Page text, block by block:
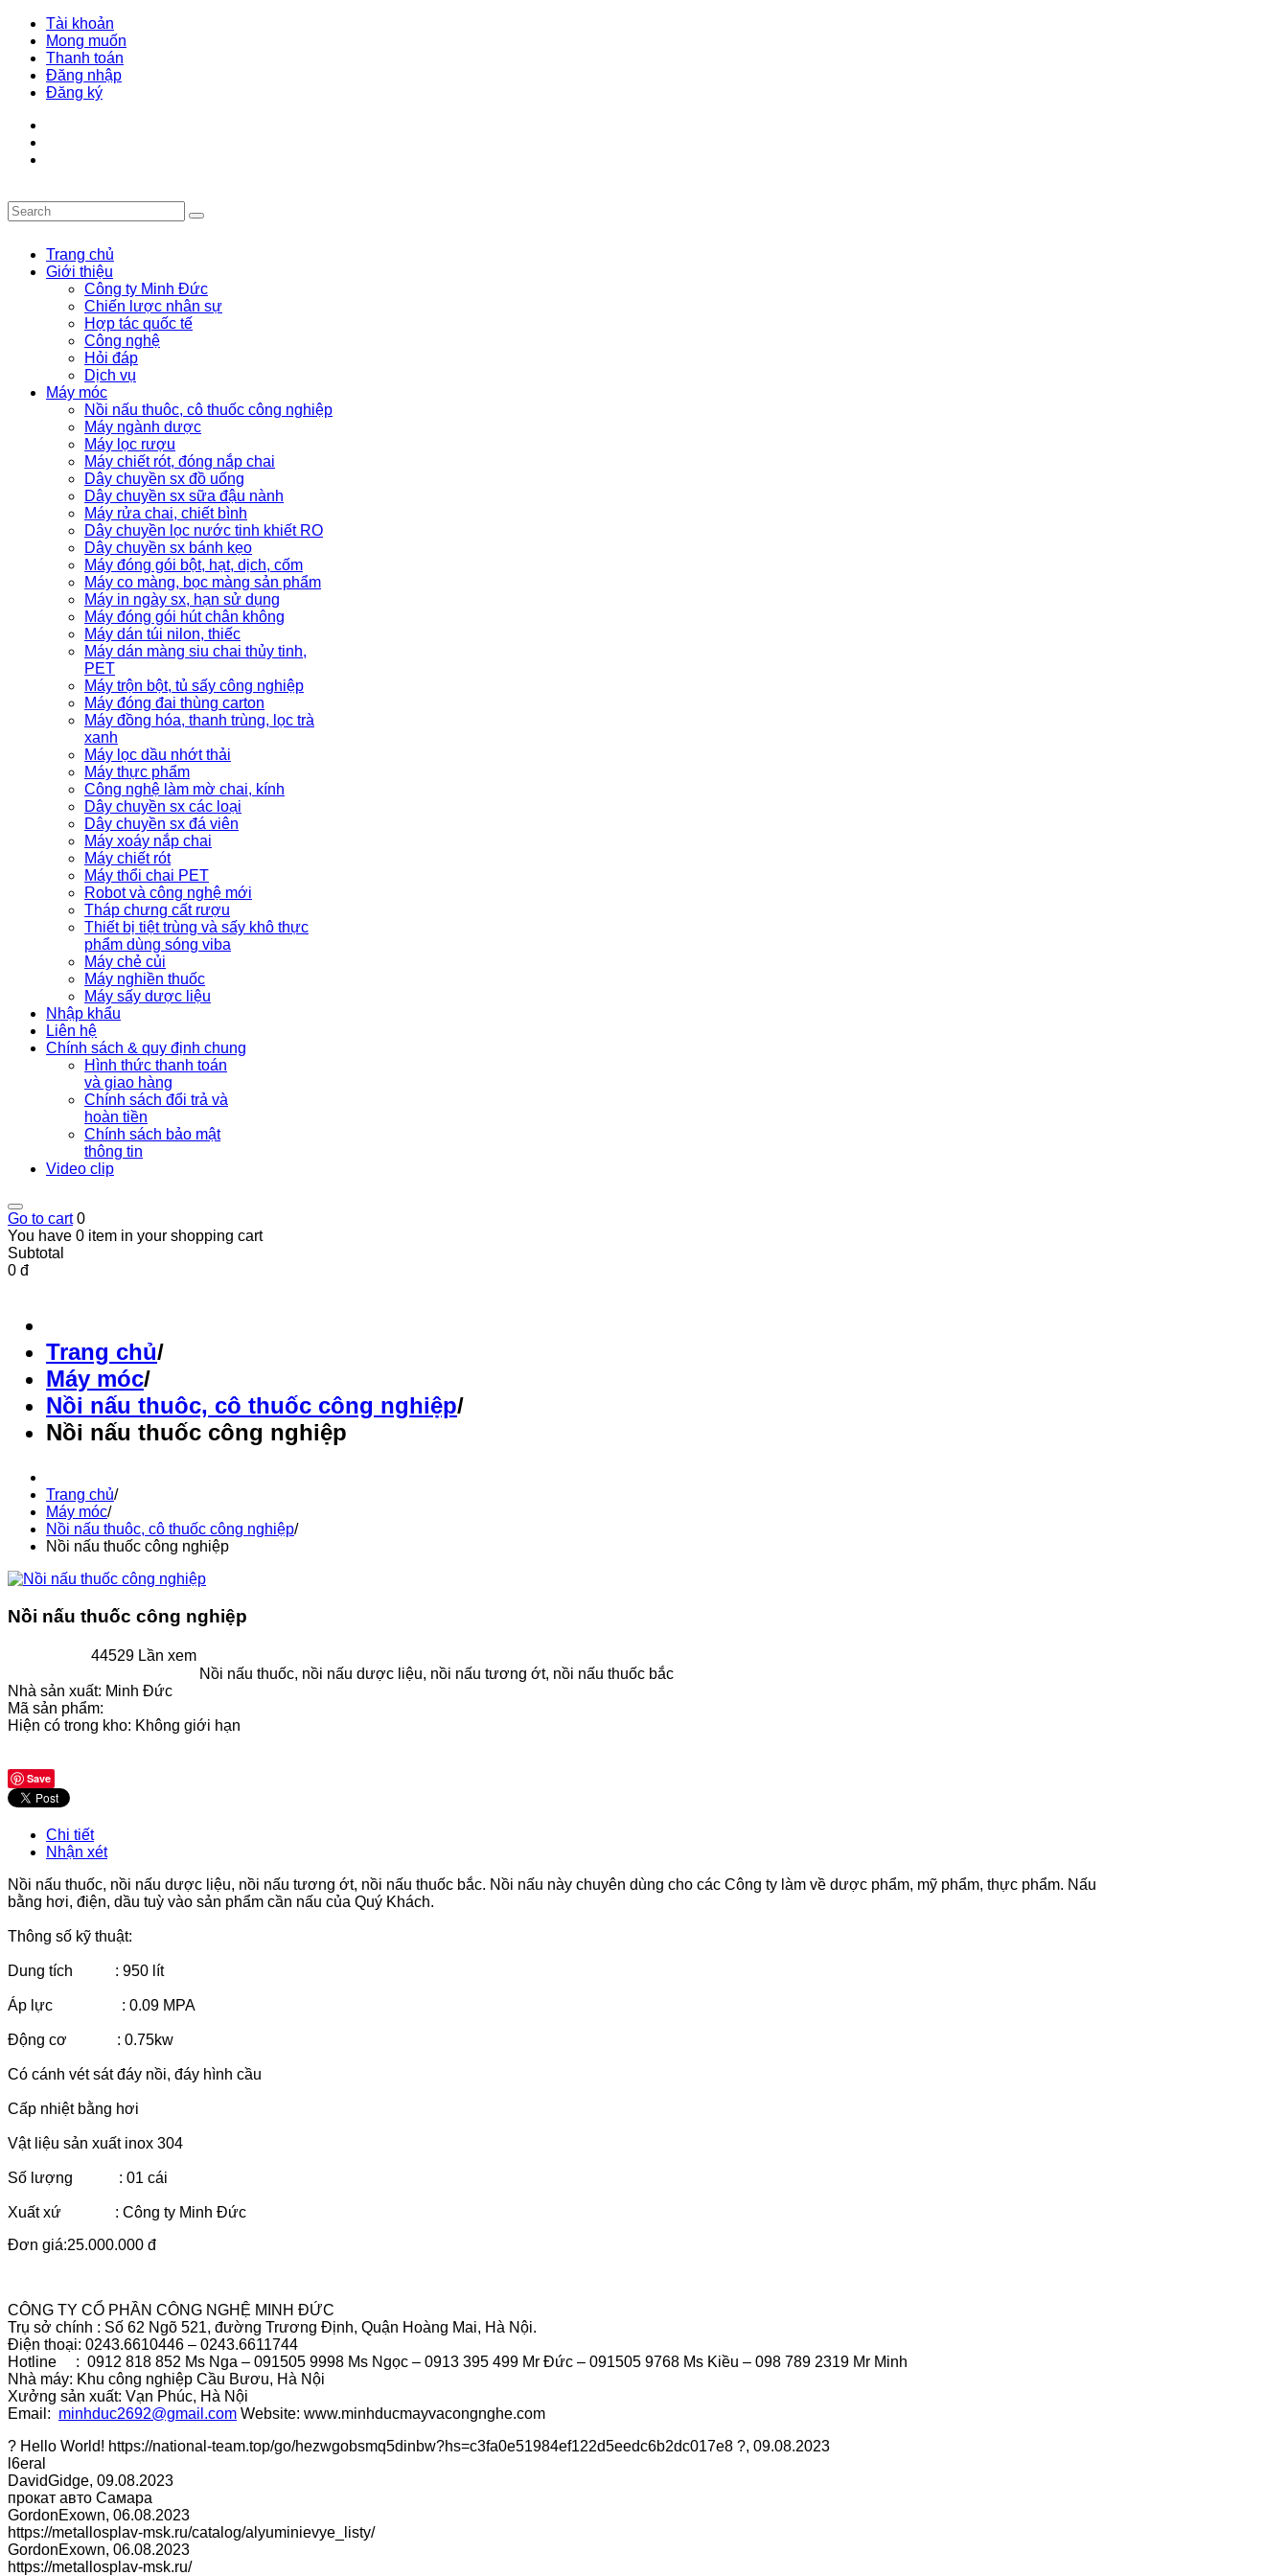
Tài khoản
Mong muốn
Thanh toán
Đăng nhập
Đăng ký
Trang chủ
Giới thiệu
Công ty Minh Đức
Chiến lược nhân sự
Hợp tác quốc tế
Công nghệ
Hỏi đáp
Dịch vụ
Máy móc
Nồi nấu thuôc, cô thuốc công nghiệp
Máy ngành dược
Máy lọc rượu
Máy chiết rót, đóng nắp chai
Dây chuyền sx đồ uống
Dây chuyền sx sữa đậu nành
Máy rửa chai, chiết bình
Dây chuyền lọc nước tinh khiết RO
Dây chuyền sx bánh kẹo
Máy đóng gói bột, hạt, dịch, cốm
Máy co màng, bọc màng sản phẩm
Máy in ngày sx, hạn sử dụng
Máy đóng gói hút chân không
Máy dán túi nilon, thiếc
Máy dán màng siu chai thủy tinh,
PET
Máy trộn bột, tủ sấy công nghiệp
Máy đóng đai thùng carton
Máy đồng hóa, thanh trùng, lọc trà
xanh
Máy lọc dầu nhớt thải
Máy thực phẩm
Công nghệ làm mờ chai, kính
Dây chuyền sx các loại
Dây chuyền sx đá viên
Máy xoáy nắp chai
Máy chiết rót
Máy thổi chai PET
Robot và công nghệ mới
Tháp chưng cất rượu
Thiết bị tiệt trùng và sấy khô thực
phẩm dùng sóng viba
Máy chẻ củi
Máy nghiền thuốc
Máy sấy dược liệu
Nhập khẩu
Liên hệ
Chính sách & quy định chung
Hình thức thanh toán
và giao hàng
Chính sách đổi trả và
hoàn tiền
Chính sách bảo mật
thông tin
Video clip
Go to cart 0
You have 0 item in your shopping cart
Subtotal
0 đ
Trang chủ/
Máy móc/
Nồi nấu thuôc, cô thuốc công nghiệp/
Nồi nấu thuốc công nghiệp
Trang chủ/
Máy móc/
Nồi nấu thuôc, cô thuốc công nghiệp/
Nồi nấu thuốc công nghiệp
Nồi nấu thuốc công nghiệp
44529 Lần xem
Nồi nấu thuốc, nồi nấu dược liệu, nồi nấu tương ớt, nồi nấu thuốc bắc
Nhà sản xuất: Minh Đức
Mã sản phẩm:
Hiện có trong kho: Không giới hạn
Save
Chi tiết
Nhận xét
Nồi nấu thuốc, nồi nấu dược liệu, nồi nấu tương ớt, nồi nấu thuốc bắc. Nồi nấu này chuyên dùng cho các Công ty làm về dược phẩm, mỹ phẩm, thực phẩm. Nấu
bằng hơi, điện, dầu tuỳ vào sản phẩm cần nấu của Quý Khách.
Thông số kỹ thuật:
Dung tích : 950 lít
Áp lực : 0.09 MPA
Động cơ : 0.75kw
Có cánh vét sát đáy nồi, đáy hình cầu
Cấp nhiệt bằng hơi
Vật liệu sản xuất inox 304
Số lượng : 01 cái
Xuất xứ : Công ty Minh Đức
Đơn giá:25.000.000 đ
CÔNG TY CỔ PHẦN CÔNG NGHỆ MINH ĐỨC
Trụ sở chính : Số 62 Ngõ 521, đường Trương Định, Quận Hoàng Mai, Hà Nội.
Điện thoại: 0243.6610446 – 0243.6611744
Hotline : 0912 818 852 Ms Nga – 091505 9998 Ms Ngọc – 0913 395 499 Mr Đức – 091505 9768 Ms Kiều – 098 789 2319 Mr Minh
Nhà máy: Khu công nghiệp Cầu Bươu, Hà Nội
Xưởng sản xuất: Vạn Phúc, Hà Nội
Email: minhduc2692@gmail.com Website: www.minhducmayvacongnghe.com
? Hello World! https://national-team.top/go/hezwgobsmq5dinbw?hs=c3fa0e51984ef122d5eedc6b2dc017e8 ?, 09.08.2023
l6eral
DavidGidge, 09.08.2023
прокат авто Самара
GordonExown, 06.08.2023
https://metallosplav-msk.ru/catalog/alyuminievye_listy/
GordonExown, 06.08.2023
https://metallosplav-msk.ru/